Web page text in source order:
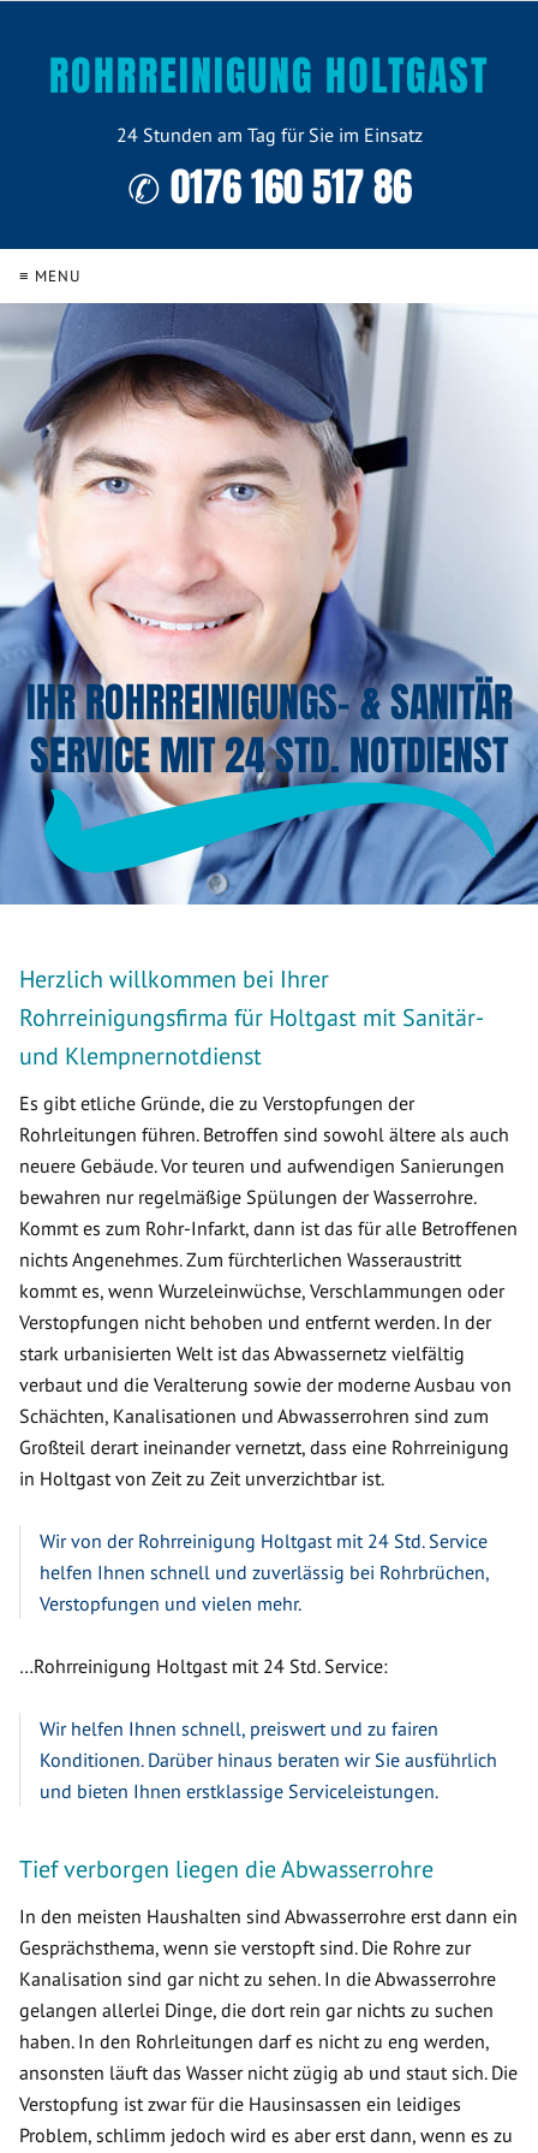
ROHRREINIGUNG HOLTGAST
24 Stunden am Tag für Sie im Einsatz
✆ 0176 160 517 86
≡ MENU
IHR ROHRREINIGUNGS- & SANITÄR
SERVICE MIT 24 STD. NOTDIENST
Herzlich willkommen bei Ihrer
Rohrreinigungsfirma für Holtgast mit Sanitär-
und Klempnernotdienst
Es gibt etliche Gründe, die zu Verstopfungen der
Rohrleitungen führen. Betroffen sind sowohl ältere als auch
neuere Gebäude. Vor teuren und aufwendigen Sanierungen
bewahren nur regelmäßige Spülungen der Wasserrohre.
Kommt es zum Rohr-Infarkt, dann ist das für alle Betroffenen
nichts Angenehmes. Zum fürchterlichen Wasseraustritt
kommt es, wenn Wurzeleinwüchse, Verschlammungen oder
Verstopfungen nicht behoben und entfernt werden. In der
stark urbanisierten Welt ist das Abwassernetz vielfältig
verbaut und die Veralterung sowie der moderne Ausbau von
Schächten, Kanalisationen und Abwasserrohren sind zum
Großteil derart ineinander vernetzt, dass eine Rohrreinigung
in Holtgast von Zeit zu Zeit unverzichtbar ist.
Wir von der Rohrreinigung Holtgast mit 24 Std. Service
helfen Ihnen schnell und zuverlässig bei Rohrbrüchen,
Verstopfungen und vielen mehr.
…Rohrreinigung Holtgast mit 24 Std. Service:
Wir helfen Ihnen schnell, preiswert und zu fairen
Konditionen. Darüber hinaus beraten wir Sie ausführlich
und bieten Ihnen erstklassige Serviceleistungen.
Tief verborgen liegen die Abwasserrohre
In den meisten Haushalten sind Abwasserrohre erst dann ein
Gesprächsthema, wenn sie verstopft sind. Die Rohre zur
Kanalisation sind gar nicht zu sehen. In die Abwasserrohre
gelangen allerlei Dinge, die dort rein gar nichts zu suchen
haben. In den Rohrleitungen darf es nicht zu eng werden,
ansonsten läuft das Wasser nicht zügig ab und staut sich. Die
Verstopfung ist zwar für die Hausinsassen ein leidiges
Problem, schlimm jedoch wird es aber erst dann, wenn es zu